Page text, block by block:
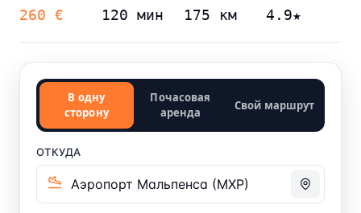
260 € 120 мин 175 км 4.9★
В одну
сторону
Почасовая
аренда
Свой маршрут
ОТКУДА